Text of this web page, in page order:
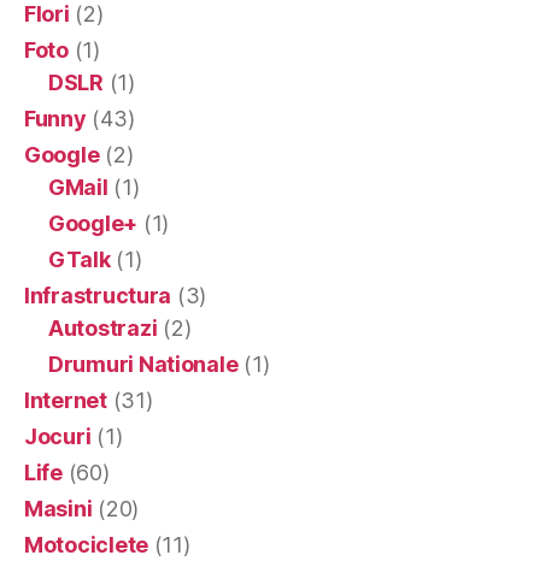
Flori (2)
Foto(1)
DSLR (1)
Funny (43)
Google(2)
GMail (1)
Google+ (1)
GTalk(1)
Infrastructura (3)
Autostrazi (2)
Drumuri Nationale(1)
Internet(31)
Jocuri (1)
Life(60)
Masini (20)
Motociclete (11)